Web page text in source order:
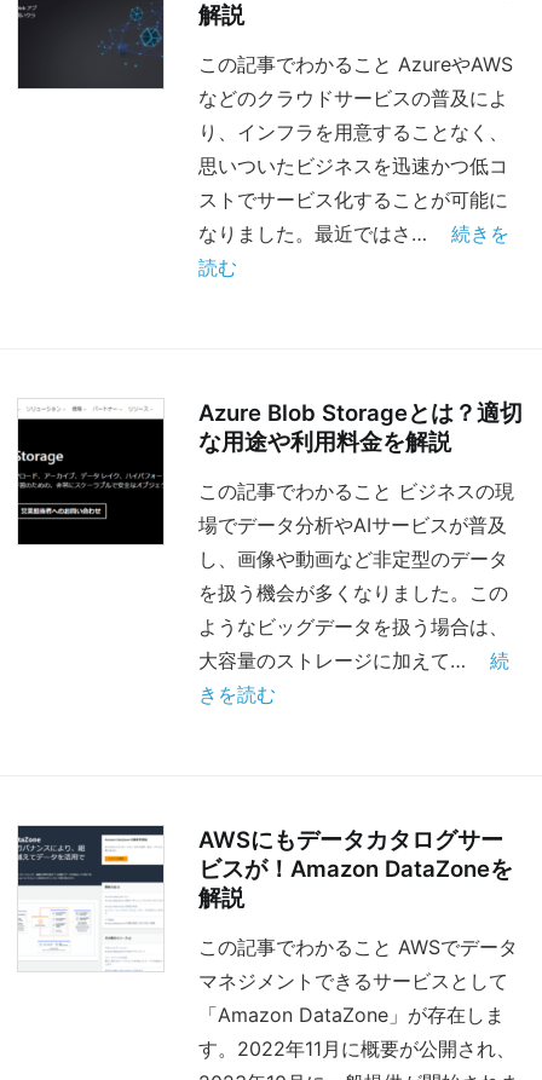
解説
この記事でわかること AzureやAWS
などのクラウドサービスの普及によ
り、インフラを用意することなく、
思いついたビジネスを迅速かつ低コ
ストでサービス化することが可能に
なりました。最近ではさ…
続きを
読む
Azure Blob Storageとは？適切
な用途や利用料金を解説
この記事でわかること ビジネスの現
場でデータ分析やAIサービスが普及
し、画像や動画など非定型のデータ
を扱う機会が多くなりました。この
ようなビッグデータを扱う場合は、
大容量のストレージに加えて…
続
きを読む
AWSにもデータカタログサー
ビスが！Amazon DataZoneを
解説
この記事でわかること AWSでデータ
マネジメントできるサービスとして
「Amazon DataZone」が存在しま
す。2022年11月に概要が公開され、